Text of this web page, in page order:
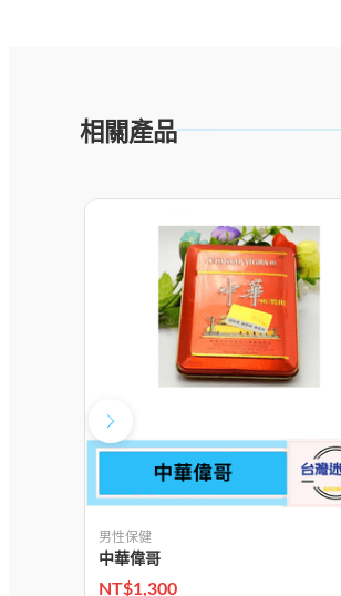
相關產品
男性保健
中華偉哥
NT$1,300